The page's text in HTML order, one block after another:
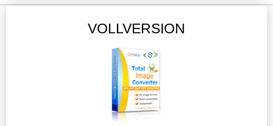
VOLLVERSION